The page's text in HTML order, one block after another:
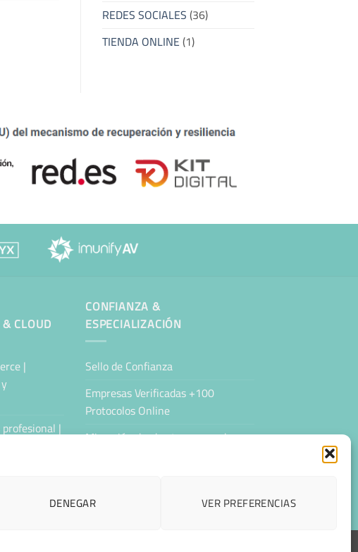
DENEGAR VER PREFERENCIAS
REDES SOCIALES(36)
TIENDA ONLINE(1)
CLOUD
|
|
CONFIANZA &
ESPECIALIZACIÓN
Sello de Confianza
Empresas Verificadas +100
Protocolos Online
Migración desde otro proveedor